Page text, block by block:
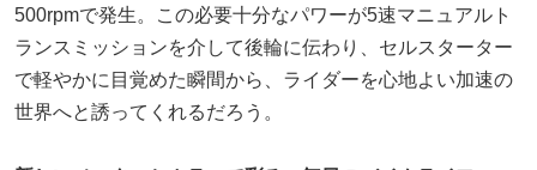
500rpmで発生。この必要十分なパワーが5速マニュアルト
ランスミッションを介して後輪に伝わり、セルスターター
で軽やかに目覚めた瞬間から、ライダーを心地よい加速の
世界へと誘ってくれるだろう。